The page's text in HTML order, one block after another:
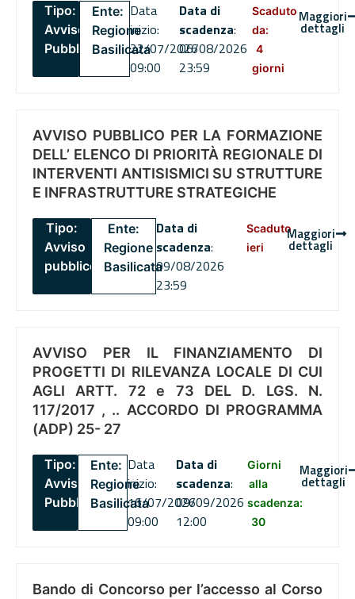
Tipo:
Avviso
Pubblico
Ente:
Regione
Basilicata
Data
inizio:
22/07/2026
09:00
Data di
scadenza:
06/08/2026
23:59
Scaduto
da:
4
giorni
Maggiori
dettagli
AVVISO PUBBLICO PER LA FORMAZIONE
DELL’ ELENCO DI PRIORITÀ REGIONALE DI
INTERVENTI ANTISISMICI SU STRUTTURE
E INFRASTRUTTURE STRATEGICHE
Tipo:
Avviso
pubblico
Ente:
Regione
Basilicata
Data di
scadenza:
09/08/2026
23:59
Scaduto
ieri
Maggiori
dettagli
AVVISO PER IL FINANZIAMENTO DI
PROGETTI DI RILEVANZA LOCALE DI CUI
AGLI ARTT. 72 e 73 DEL D. LGS. N.
117/2017 , .. ACCORDO DI PROGRAMMA
(ADP) 25- 27
Tipo:
Avviso
Pubblico
Ente:
Regione
Basilicata
Data
inizio:
16/07/2026
09:00
Data di
scadenza:
09/09/2026
12:00
Giorni
alla
scadenza:
30
Maggiori
dettagli
Bando di Concorso per l’accesso al Corso